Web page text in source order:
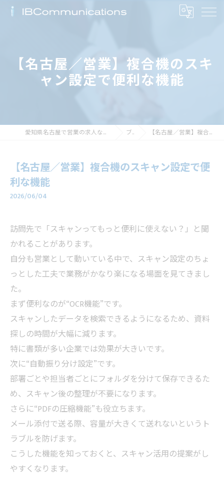
【名古屋／営業】複合機のスキ
ャン設定で便利な機能
愛知県名古屋で営業の求人なら株式会社アイビーコミュニケーションズ ブログ 【名古屋／営業】複合機のスキャン設定で便利な機能
【名古屋／営業】複合機のスキャン設定で便
利な機能
2026/06/04
訪問先で「スキャンってもっと便利に使えない？」と聞
かれることがあります。
自分も営業として動いている中で、スキャン設定のちょ
っとした工夫で業務がかなり楽になる場面を見てきまし
た。
まず便利なのが“OCR機能”です。
スキャンしたデータを検索できるようになるため、資料
探しの時間が大幅に減ります。
特に書類が多い企業では効果が大きいです。
次に“自動振り分け設定”です。
部署ごとや担当者ごとにフォルダを分けて保存できるた
め、スキャン後の整理が不要になります。
さらに“PDFの圧縮機能”も役立ちます。
メール添付で送る際、容量が大きくて送れないというト
ラブルを防げます。
こうした機能を知っておくと、スキャン活用の提案がし
やすくなります。